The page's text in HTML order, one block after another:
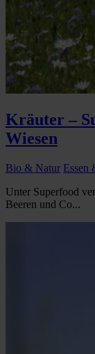
Kräuter –
Wiesen
Bio & Natur Essen
Unter Superfood
Beeren und Co...